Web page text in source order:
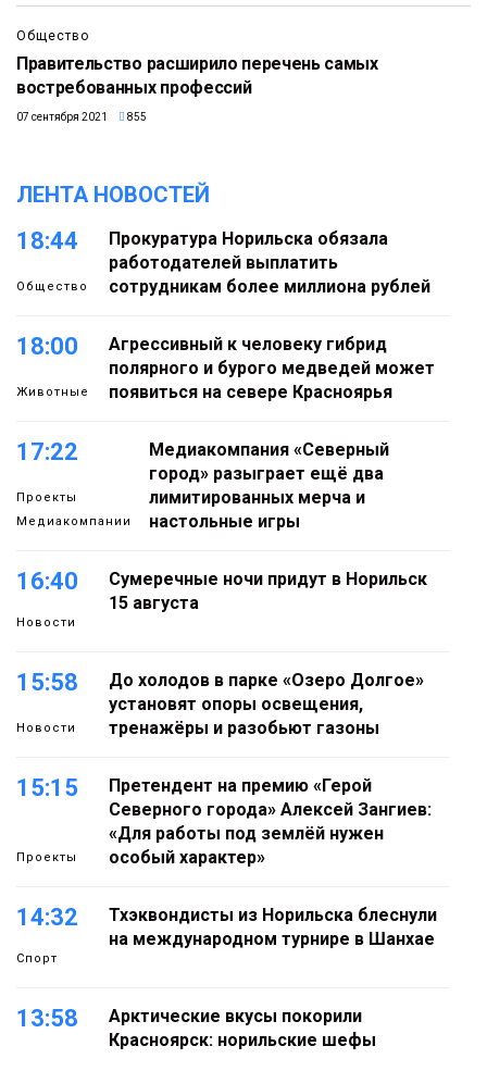
Общество
Правительство расширило перечень самых
востребованных профессий
07 сентября 2021 855
ЛЕНТА НОВОСТЕЙ
18:44
Общество
Прокуратура Норильска обязала
работодателей выплатить
сотрудникам более миллиона рублей
18:00
Животные
Агрессивный к человеку гибрид
полярного и бурого медведей может
появиться на севере Красноярья
17:22
Проекты
Медиакомпании
Медиакомпания «Северный
город» разыграет ещё два
лимитированных мерча и
настольные игры
16:40
Новости
Сумеречные ночи придут в Норильск
15 августа
15:58
Новости
До холодов в парке «Озеро Долгое»
установят опоры освещения,
тренажёры и разобьют газоны
15:15
Проекты
Претендент на премию «Герой
Северного города» Алексей Зангиев:
«Для работы под землёй нужен
особый характер»
14:32
Спорт
Тхэквондисты из Норильска блеснули
на международном турнире в Шанхае
13:58
Арктические вкусы покорили
Красноярск: норильские шефы